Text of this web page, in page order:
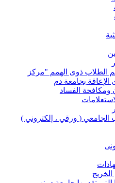
الطلاب ذوى الهمم "مركز
بجامعة دم
ومكافحة الفساد
الجامعي ( ورقي ، إلكتروني )